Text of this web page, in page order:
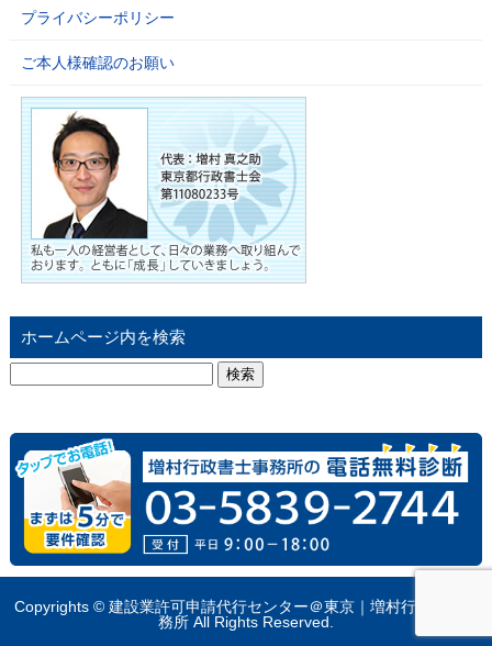
プライバシーポリシー
ご本人様確認のお願い
ホームページ内を検索
Copyrights © 建設業許可申請代行センター＠東京｜増村行政書士事
務所 All Rights Reserved.